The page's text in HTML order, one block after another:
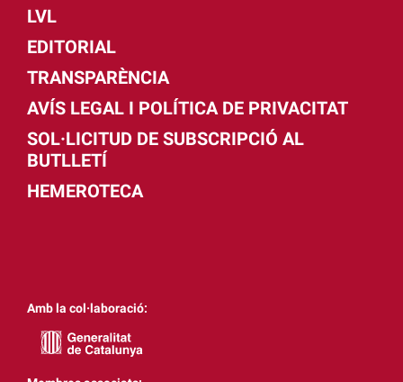
LVL
EDITORIAL
TRANSPARÈNCIA
AVÍS LEGAL I POLÍTICA DE PRIVACITAT
SOL·LICITUD DE SUBSCRIPCIÓ AL
BUTLLETÍ
HEMEROTECA
Amb la col·laboració: